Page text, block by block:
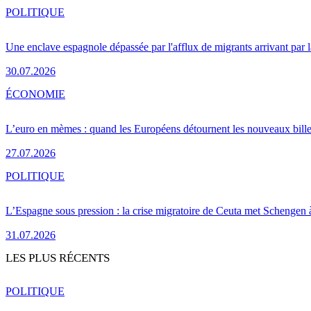
Une enclave espagnole dépassée par l'afflux de migrants arrivant par
30.07.2026
POLITIQUE
L’euro en mèmes : quand les Européens détournent les nouveaux
27.07.2026
ÉCONOMIE
L’Espagne sous pression : la crise migratoire de Ceuta met Schengen
31.07.2026
POLITIQUE
LES PLUS RÉCENTS
POLITIQUE